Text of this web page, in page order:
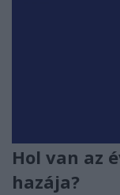
Hol van az
hazája?